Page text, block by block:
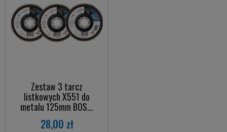
Zestaw 3 tarcz
listkowych X551 do
metalu 125mm BOS...
28,00 zł